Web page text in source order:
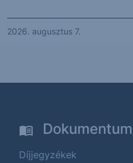
2026. augusztus 7.
Díjjegyzékek